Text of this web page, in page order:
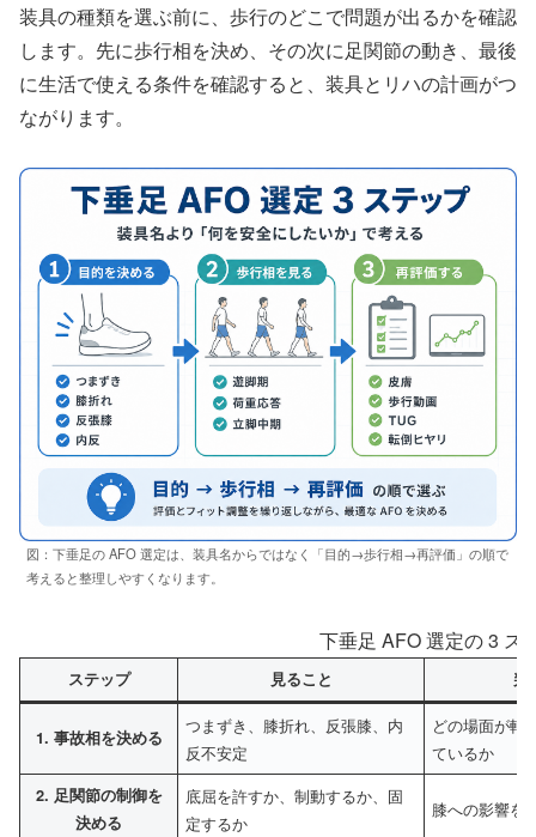
装具の種類を選ぶ前に、歩行のどこで問題が出るかを確認
します。先に歩行相を決め、その次に足関節の動き、最後
に生活で使える条件を確認すると、装具とリハの計画がつ
ながります。
図：下垂足の AFO 選定は、装具名からではなく「目的→歩行相→再評価」の順で
考えると整理しやすくなります。
下垂足 AFO 選定の 3 ス
ステップ 見ること 判
1. 事故相を決める
つまずき、膝折れ、反張膝、内
反不安定
どの場面が転
ているか
2. 足関節の制御を
決める
底屈を許すか、制動するか、固
定するか
膝への影響を